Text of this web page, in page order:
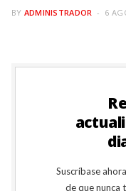
BY ADMINISTRADOR 6
Suscríbase
de que nunca